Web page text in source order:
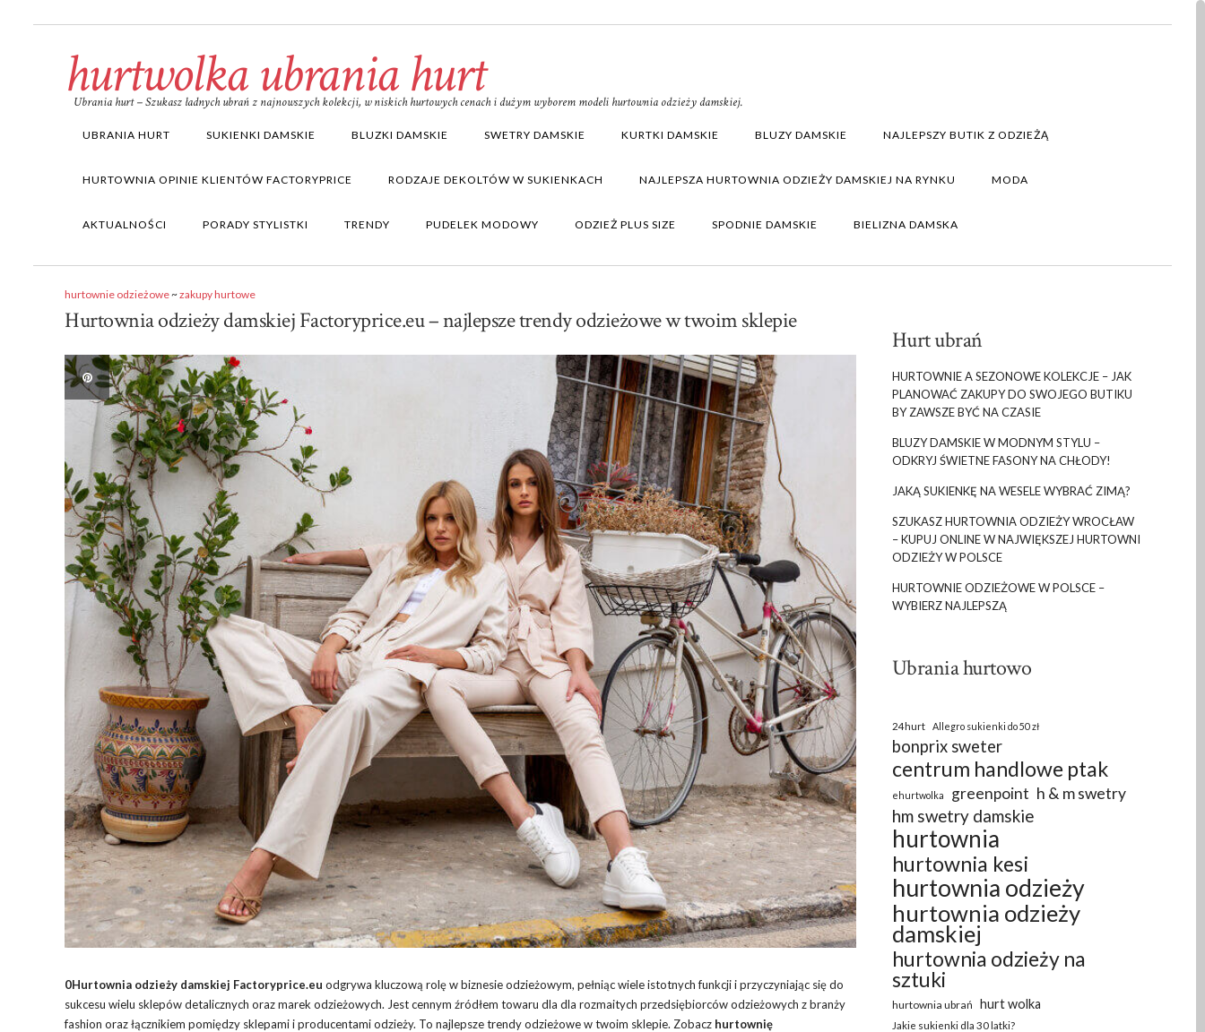
hurtwolka ubrania hurt
Ubrania hurt – Szukasz ładnych ubrań z najnowszych kolekcji, w niskich hurtowych cenach i dużym wyborem modeli hurtownia odzieży damskiej.
UBRANIA HURT SUKIENKI DAMSKIE BLUZKI DAMSKIE SWETRY DAMSKIE KURTKI DAMSKIE BLUZY DAMSKIE NAJLEPSZY BUTIK Z ODZIEŻĄ
HURTOWNIA OPINIE KLIENTÓW FACTORYPRICE RODZAJE DEKOLTÓW W SUKIENKACH NAJLEPSZA HURTOWNIA ODZIEŻY DAMSKIEJ NA RYNKU MODA
AKTUALNOŚCI PORADY STYLISTKI TRENDY PUDELEK MODOWY ODZIEŻ PLUS SIZE SPODNIE DAMSKIE BIELIZNA DAMSKA
hurtownie odzieżowe~zakupy hurtowe
Hurtownia odzieży damskiej Factoryprice.eu – najlepsze trendy odzieżowe w twoim sklepie
0Hurtownia odzieży damskiej Factoryprice.eu odgrywa kluczową rolę w biznesie odzieżowym, pełniąc wiele istotnych funkcji i przyczyniając się do
sukcesu wielu sklepów detalicznych oraz marek odzieżowych. Jest cennym źródłem towaru dla dla rozmaitych przedsiębiorców odzieżowych z branży
fashion oraz łącznikiem pomiędzy sklepami i producentami odzieży. To najlepsze trendy odzieżowe w twoim sklepie. Zobacz hurtownię
Hurt ubrań
HURTOWNIE A SEZONOWE KOLEKCJE – JAK
PLANOWAĆ ZAKUPY DO SWOJEGO BUTIKU
BY ZAWSZE BYĆ NA CZASIE
BLUZY DAMSKIE W MODNYM STYLU –
ODKRYJ ŚWIETNE FASONY NA CHŁODY!
JAKĄ SUKIENKĘ NA WESELE WYBRAĆ ZIMĄ?
SZUKASZ HURTOWNIA ODZIEŻY WROCŁAW
– KUPUJ ONLINE W NAJWIĘKSZEJ HURTOWNI
ODZIEŻY W POLSCE
HURTOWNIE ODZIEŻOWE W POLSCE –
WYBIERZ NAJLEPSZĄ
Ubrania hurtowo
24hurt Allegro sukienki do 50 zł
bonprix sweter
centrum handlowe ptak
ehurtwolka greenpoint h & m swetry
hm swetry damskie
hurtownia
hurtownia kesi
hurtownia odzieży
hurtownia odzieży
damskiej
hurtownia odzieży na
sztuki
hurtownia ubrań hurt wolka
Jakie sukienki dla 30 latki?